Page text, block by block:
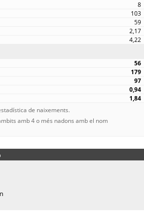
8
103
59
2,17
4,22
56
179
97
0,94
1,84
de naixements.
amb 4 o més nadons amb el nom